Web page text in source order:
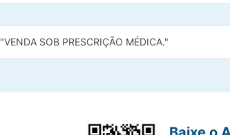
"VENDA SOB PRESCRIÇÃO MÉDICA."